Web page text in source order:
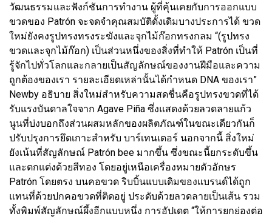
วัฒนธรรมและฟังก์ชันการทำงาน ผู้ที่คุ้นเคยกับการออกแบบ
ขวดของ Patrón จะจดจำคุณสมบัติดั้งเดิมบางประการได้ ขวด
ใหม่ยังคงรูปทรงทรงระฆังและจุกไม้ก๊อกทรงกลม “(รูปทรง
ขวดและจุกไม้ก๊อก) เป็นส่วนหนึ่งของสิ่งที่ทำให้ Patrón เป็นที่
รู้จักไปทั่วโลกและกลายเป็นสัญลักษณ์ของงานฝีมือและความ
ถูกต้องของเรา รายละเอียดเหล่านั้นได้กำหนด DNA ของเรา”
Newby อธิบาย สิ่งใหม่สำหรับความสดชื่นคือรูปทรงขวดที่ได้
รับแรงบันดาลใจจาก Agave Piña ซึ่งแสดงด้วยลวดลายแก้ว
นูนที่บ่งบอกถึงส่วนผสมหลักของผลิตภัณฑ์ในขณะเดียวกันก็
ปรับปรุงการยึดเกาะสำหรับ บาร์เทนเดอร์ นอกจากนี้ สิ่งใหม่
ยังเน้นที่สัญลักษณ์ Patrón bee มากขึ้น ซึ่งขณะนี้ยกระดับขึ้น
และตกแต่งด้วยสีทอง โดยอยู่เหนือเครื่องหมายตัวอักษร
Patrón โดยตรง บนคอขวด ริบบิ้นแบบเดิมของแบรนด์ได้ถูก
แทนที่ด้วยปกคอขวดที่ติดอยู่ ประดับด้วยลวดลายเป็นเส้น รวม
ทั้งพิมพ์สัญลักษณ์ผึ้งอีกแบบหนึ่ง การอัปเดต “ให้การยกย่องต่อ